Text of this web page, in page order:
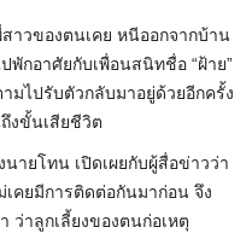
สาวของตนเคย หนีออกจากบ้าน
กอาศัยกับเพื่อนสนิทชื่อ “ฝ้าย”
มไปรับตัวกลับมาอยู่ด้วยอีกครั้ง
งขั้นเสียชีวิต
ายโทน เปิดเผยกับผู้สื่อข่าวว่า
คยมีการติดต่อกันมาก่อน จึง
ว่าลูกเลี้ยงของตนก่อเหตุ